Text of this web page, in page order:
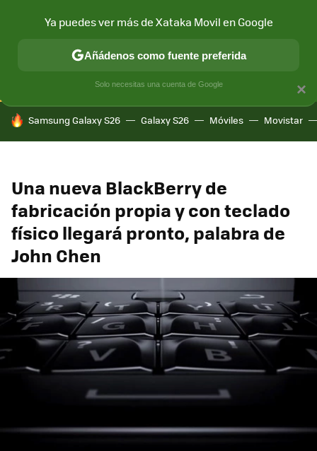
CONECTIVIDAD MÓVIL Y SOCIEDAD APLICACIONES
HOY SE HABLA DE
Samsung Galaxy S26 Galaxy S26 Móviles Movistar
Una nueva BlackBerry de
fabricación propia y con teclado
físico llegará pronto, palabra de
John Chen
×
Ya puedes ver más de Xataka Movil en Google
Añádenos como fuente preferida
Solo necesitas una cuenta de Google